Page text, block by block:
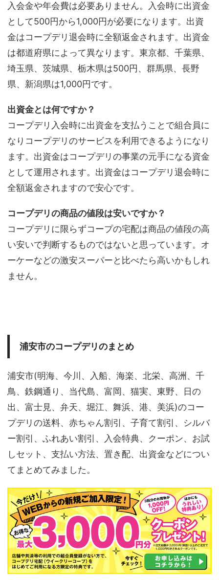
入会金や年会費は必要ありません。入会時に出資金
として500円から1,000円が必要になります。出資
金はコープデリ退会時に全額返金されます。出資金
は都道府県によって異なります。東京都、千葉県、
埼玉県、茨城県、栃木県は500円、群馬県、長野
県、新潟県は1,000円です。
出資金とは何ですか？
コープデリ入会時に出資金を支払うことで組合員に
なりコープデリのサービスを利用できるようになり
ます。出資金はコープデリの事業の元手になる資金
として運用されます。出資金はコープデリ退会時に
全額返金されますので安心です。
コープデリの商品の値段は安いですか？
コープデリに限らずコープの宅配は商品の値段の高
い安いで判断するものではないと思っています。オ
ーケーなどの激安スーパーと比べたら高いかもしれ
ません。
浦安市のコープデリのまとめ
浦安市(明海、今川、入船、海楽、北栄、高洲、千
鳥、鉄鋼通り、当代島、富岡、猫実、東野、日の
出、富士見、弁天、堀江、舞浜、港、美浜)のコー
プデリの送料、赤ちゃん割引、子育て割引、シルバ
ー割引、ふれあい割引、入会特典、クーポン、お試
しセット、支払い方法、置き配、出資金などについ
てまとめてみました。